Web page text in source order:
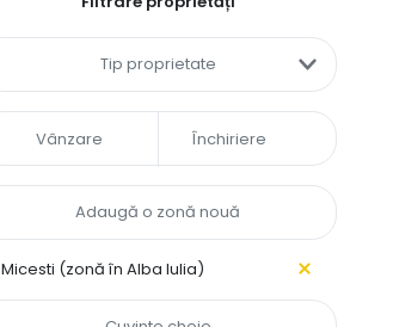
Tip proprietate
Vânzare Închiriere
Micesti (zonă în Alba Iulia)